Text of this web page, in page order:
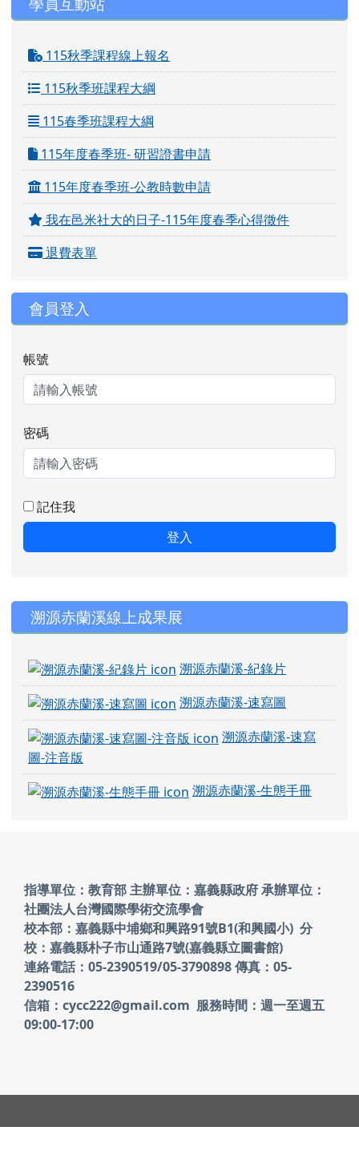
115秋季課程線上報名
115秋季班課程大綱
115春季班課程大綱
115年度春季班- 研習證書申請
115年度春季班-公教時數申請
我在邑米社大的日子-115年度春季心得徵件
退費表單
會員登入
帳號
密碼
記住我
登入
右邊區域內容
溯源赤蘭溪線上成果展
溯源赤蘭溪-紀錄片
溯源赤蘭溪-速寫圖
溯源赤蘭溪-速寫
圖-注音版
溯源赤蘭溪-生態手冊
頁尾區域內容
指導單位：教育部 主辦單位：嘉義縣政府承辦單位：
社團法人台灣國際學術交流學會
校本部：嘉義縣中埔鄉和興路91號B1(和興國小) 分
校：嘉義縣朴子市山通路7號(嘉義縣立圖書館)
連絡電話：05-2390519/05-3790898 傳真：05-
2390516
信箱：cycc222@gmail.com 服務時間：週一至週五
09:00-17:00